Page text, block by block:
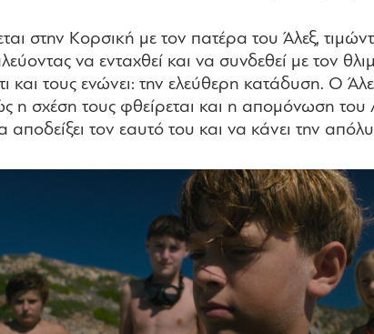
στην Κορσική με τον πατέρα του Άλεξ,
να ενταχθεί και να συνδεθεί με τον
και τους ενώνει: την ελεύθερη κατάδυση. Ο
η σχέση τους φθείρεται και η απομόνωση
αποδείξει τον εαυτό του και να κάνει την